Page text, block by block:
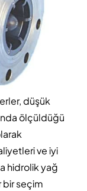
düşük
ölçüldüğü
ve iyi
hidrolik yağ
bir seçim